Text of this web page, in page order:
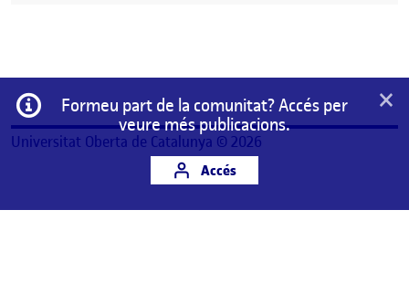
Informació
Formeu part de la comunitat? Accés per
veure més publicacions.
Accés
×
Universitat Oberta de Catalunya © 2026